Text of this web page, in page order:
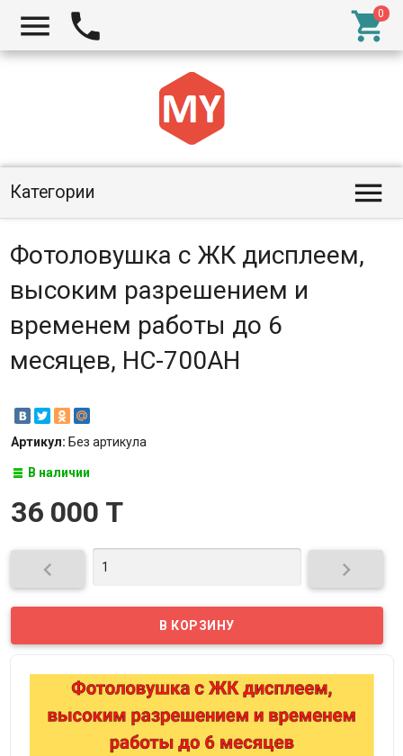
  
Категории 
Фотоловушка с ЖК дисплеем,
высоким разрешением и
временем работы до 6
месяцев, HC-700AH
Артикул: Без артикула
В наличии
36 000 T
 